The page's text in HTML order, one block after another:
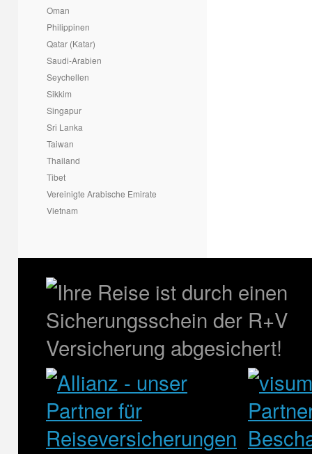
Oman
Philippinen
Qatar (Katar)
Saudi-Arabien
Seychellen
Sikkim
Singapur
Sri Lanka
Taiwan
Thailand
Tibet
Vereinigte Arabische Emirate
Vietnam